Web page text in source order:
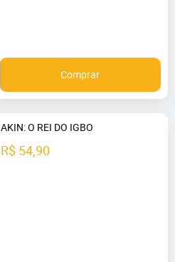
Comprar
AKIN: O REI DO IGBO
R$ 54,90